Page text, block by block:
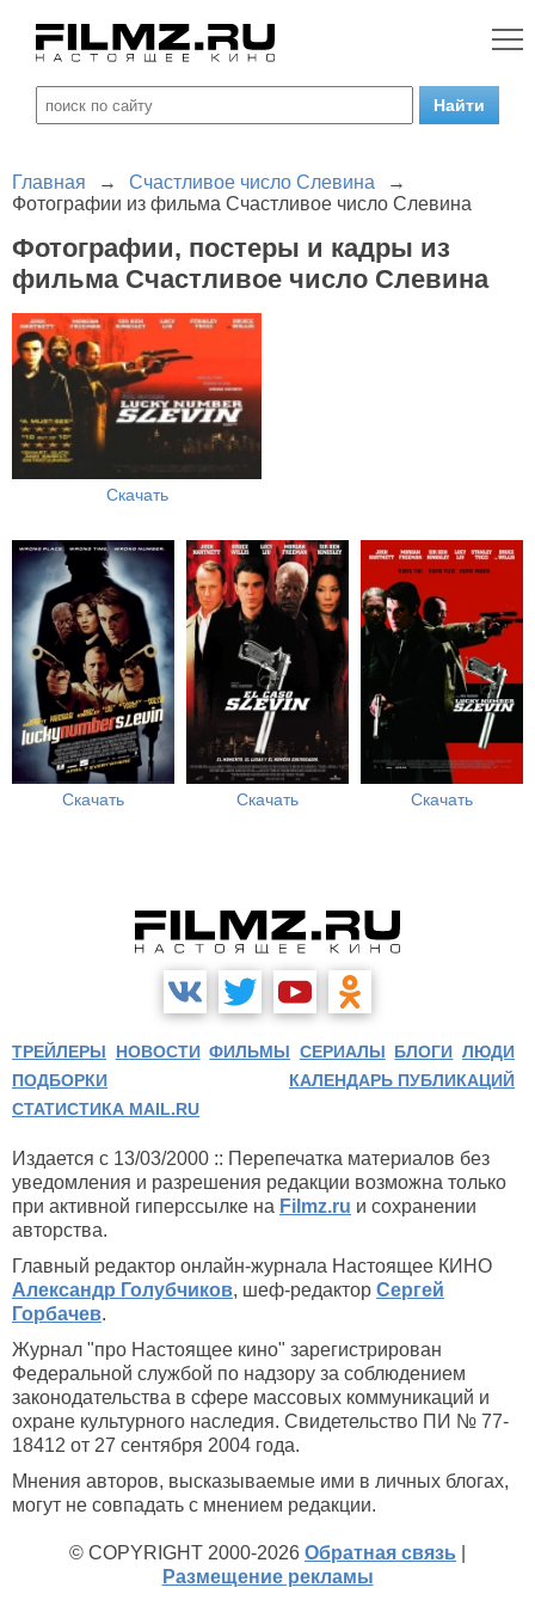
Главная → Счастливое число Слевина
→
Фотографии из фильма Счастливое число Слевина
Фотографии, постеры и кадры из
фильма Счастливое число Слевина
Скачать
Скачать Скачать Скачать
ТРЕЙЛЕРЫ НОВОСТИ ФИЛЬМЫ СЕРИАЛЫ БЛОГИ ЛЮДИ
ПОДБОРКИ
КАЛЕНДАРЬ ПУБЛИКАЦИЙ
СТАТИСТИКА MAIL.RU
Издается с 13/03/2000 :: Перепечатка материалов без
уведомления и разрешения редакции возможна только
при активной гиперссылке на Filmz.ru и сохранении
авторства.
Главный редактор онлайн-журнала Настоящее КИНО
Александр Голубчиков, шеф-редактор Сергей
Горбачев.
Журнал "про Настоящее кино" зарегистрирован
Федеральной службой по надзору за соблюдением
законодательства в сфере массовых коммуникаций и
охране культурного наследия. Свидетельство ПИ № 77-
18412 от 27 сентября 2004 года.
Мнения авторов, высказываемые ими в личных блогах,
могут не совпадать с мнением редакции.
© COPYRIGHT 2000-2026 Обратная связь
Размещение рекламы